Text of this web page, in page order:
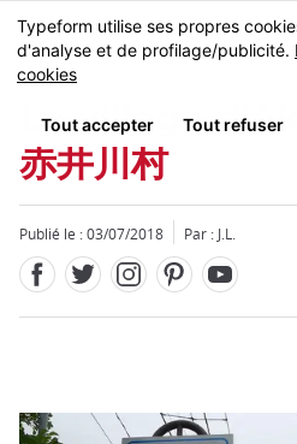
Skip
to
main
MENU
Le village
赤井川村
Publié le : 03/07/2018 Par : J.L.
Fermer
Fermer